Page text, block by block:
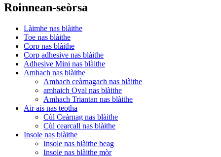
Roinnean-seòrsa
Làimhe nas blàithe
Toe nas blàithe
Corp nas blàithe
Corp adhesive nas blàithe
Adhesive Mini nas blàithe
Amhach nas blàithe
Amhach ceàrnagach nas blàithe
amhaich Oval nas blàithe
Amhach Triantan nas blàithe
Air ais nas teotha
Cùl Ceàrnag nas blàithe
Cùl cearcall nas blàithe
Insole nas blàithe
Insole nas blàithe beag
Insole nas blàithe mòr